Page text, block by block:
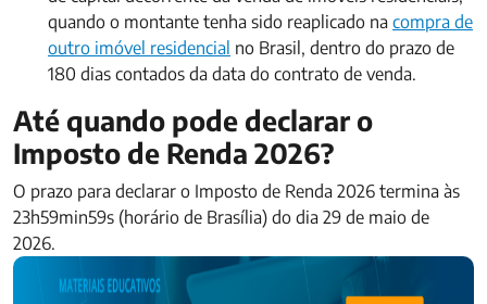
quando o montante tenha sido reaplicado na compra de
outro imóvel residencial no Brasil, dentro do prazo de
180 dias contados da data do contrato de venda.
Até quando pode declarar o
Imposto de Renda 2026?
O prazo para declarar o Imposto de Renda 2026 termina às
23h59min59s (horário de Brasília) do dia 29 de maio de
2026.